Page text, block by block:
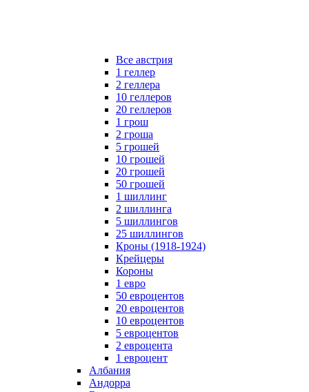
Все австрия
1 геллер
2 геллера
10 геллеров
20 геллеров
1 грош
2 гроша
5 грошей
10 грошей
20 грошей
50 грошей
1 шиллинг
2 шиллинга
5 шиллингов
25 шиллингов
Кроны (1918-1924)
Крейцеры
Короны
1 евро
50 евроцентов
20 евроцентов
10 евроцентов
5 евроцентов
2 евроцента
1 евроцент
Албания
Андорра